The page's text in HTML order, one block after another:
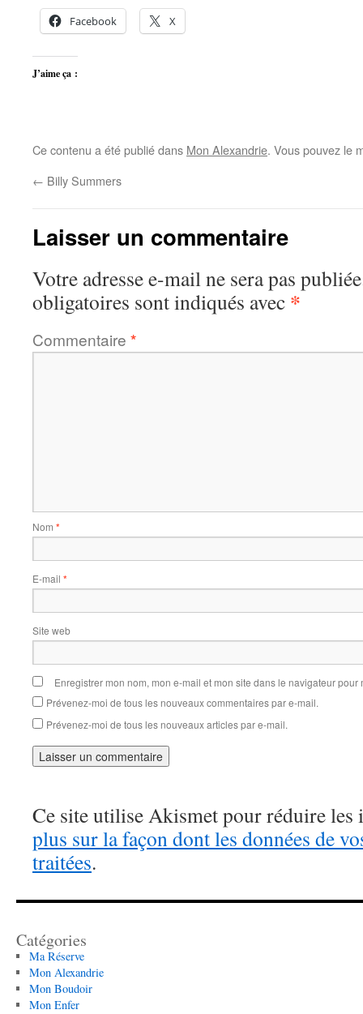
Facebook X
J’aime ça :
Ce contenu a été publié dans Mon Alexandrie. Vous pouvez le
← Billy Summers
Laisser un commentaire
Votre adresse e-mail ne sera pas
obligatoires sont indiqués avec *
Commentaire *
Nom *
E-mail *
Site web
Enregistrer mon nom, mon e-mail et mon site dans le navigateur
Prévenez-moi de tous les nouveaux commentaires par e-mail.
Prévenez-moi de tous les nouveaux articles par e-mail.
Ce site utilise Akismet pour réduire les
plus sur la façon dont les données de
traitées.
Catégories
Ma Réserve
Mon Alexandrie
Mon Boudoir
Mon Enfer